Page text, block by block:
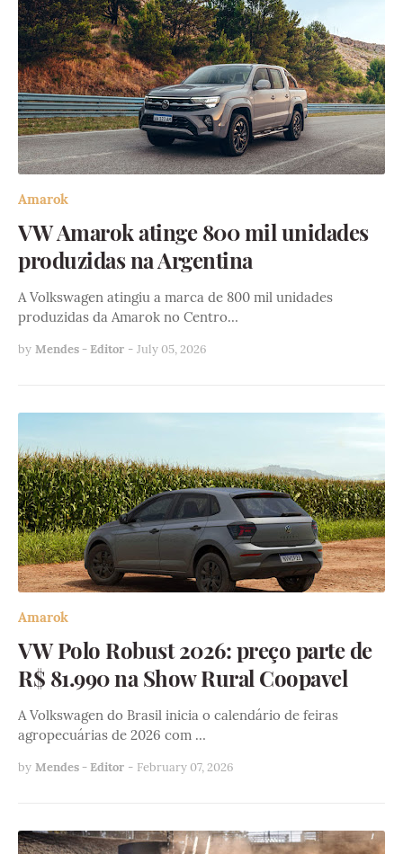
Amarok
VW Amarok atinge 800 mil unidades
produzidas na Argentina
A Volkswagen atingiu a marca de 800 mil unidades
produzidas da Amarok no Centro…
by Mendes - Editor - July 05, 2026
Amarok
VW Polo Robust 2026: preço parte de
R$ 81.990 na Show Rural Coopavel
A Volkswagen do Brasil inicia o calendário de feiras
agropecuárias de 2026 com …
by Mendes - Editor - February 07, 2026